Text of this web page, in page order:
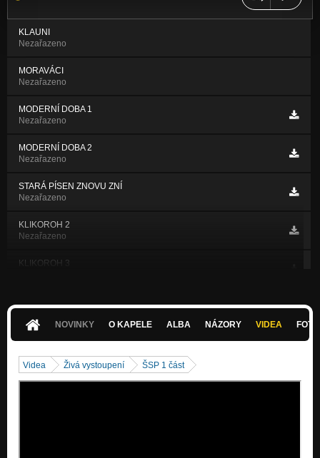
KLAUNI
Nezařazeno
MORAVÁCI
Nezařazeno
MODERNÍ DOBA 1
Nezařazeno
MODERNÍ DOBA 2
Nezařazeno
STARÁ PÍSEN ZNOVU ZNÍ
Nezařazeno
KLIKOROH 2
Nezařazeno
KLIKOROH 3
KLIKOROH 5
KLIKOROH 6
NOVINKY O KAPELE ALBA NÁZORY VIDEA
Videa Živá vystoupení ŠSP 1 část